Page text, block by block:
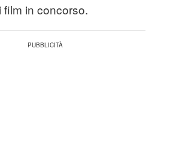
in concorso.